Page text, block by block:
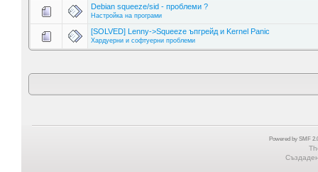
Debian squeeze/sid - проблеми ?
Настройка на програми
[SOLVED] Lenny->Squeeze ъпгрейд и Kernel Panic
Хардуерни и софтуерни проблеми
Powered by SMF